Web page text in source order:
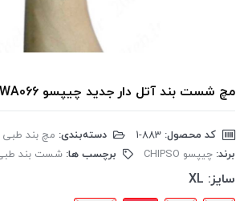
مچ شست بند آتل دار جدید چیپسو WA066 سایز XL
کد محصول: دسته‌بندی: مچ بند طبی
برند: چیپسو CHIPSO برچسب ها: شست بند
سایز: XL